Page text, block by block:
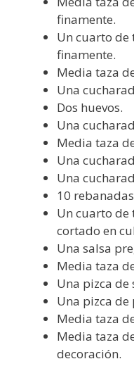
finamente.
Un cuarto de
finamente.
Media taza
Una
Dos huevos.
Una
Media taza
Una
Una
10
Un cuarto de
cortado en
Una salsa
Media taza
Una pizca de
Una pizca
Media taza
Media taza
decoración.